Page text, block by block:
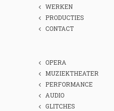
WERKEN
PRODUCTIES
CONTACT
OPERA
MUZIEKTHEATER
PERFORMANCE
AUDIO
GLITCHES